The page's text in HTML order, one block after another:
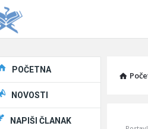
POČETNA
NOVOSTI
NAPIŠI ČLANAK